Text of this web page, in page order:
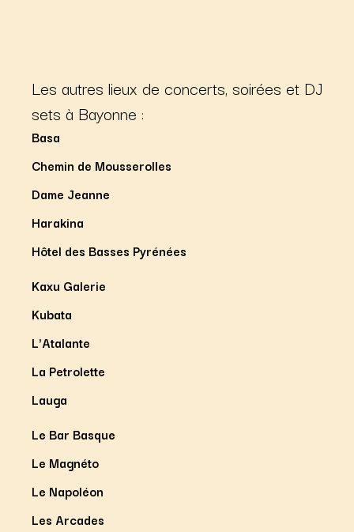
Les autres lieux de concerts, soirées et DJ
sets à Bayonne :
Basa
Chemin de Mousserolles
Dame Jeanne
Harakina
Hôtel des Basses Pyrénées
Kaxu Galerie
Kubata
L'Atalante
La Petrolette
Lauga
Le Bar Basque
Le Magnéto
Le Napoléon
Les Arcades